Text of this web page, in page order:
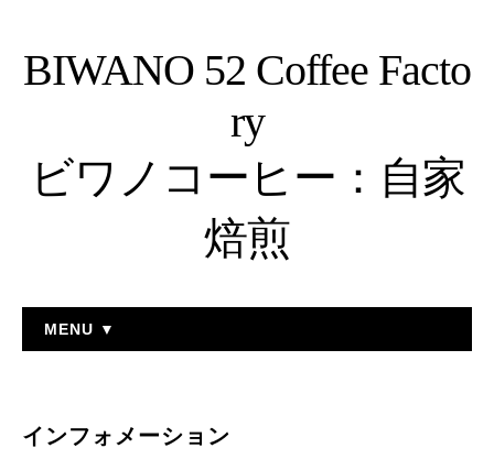
BIWANO 52 Coffee Facto
ry
ビワノコーヒー：自家
焙煎
MENU ▼
インフォメーション